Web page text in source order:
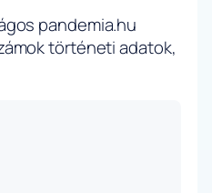
pandemia.hu
történeti adatok,